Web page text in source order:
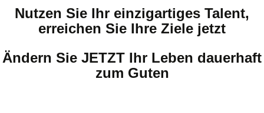
Nutzen Sie Ihr einzigartiges Talent,
erreichen Sie Ihre Ziele jetzt
Ändern Sie JETZT Ihr Leben dauerhaft
zum Guten